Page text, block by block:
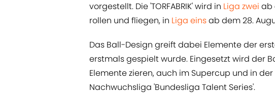
vorgestellt. Die 'TORFABRIK' wird in Liga zwei ab
rollen und fliegen, in Liga einsab dem 28.
Das Ball-Design greift dabei Elemente der
erstmals gespielt wurde. Eingesetzt wird der
Elemente zieren, auch im Supercup und in
Nachwuchsliga 'Bundesliga Talent Series'.